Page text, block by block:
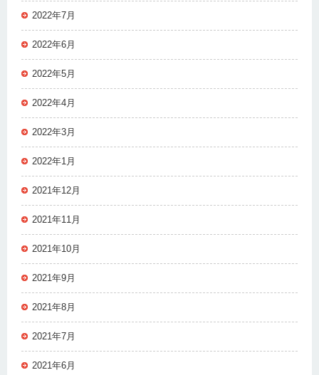
2022年7月
2022年6月
2022年5月
2022年4月
2022年3月
2022年1月
2021年12月
2021年11月
2021年10月
2021年9月
2021年8月
2021年7月
2021年6月